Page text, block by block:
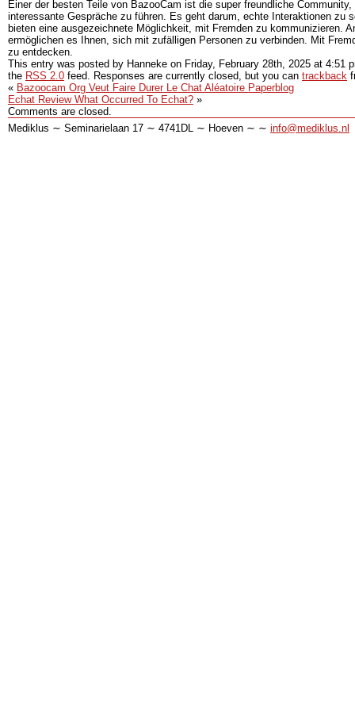
Einer der besten Teile von BazooCam ist die super freundliche
interessante Gespräche zu führen. Es geht darum, echte Interaktionen zu
bieten eine ausgezeichnete Möglichkeit, mit Fremden zu kommunizieren.
ermöglichen es Ihnen, sich mit zufälligen Personen zu verbinden. Mit
zu entdecken.
This entry was posted by Hanneke on Friday, February 28th, 2025 at 4:51
the RSS 2.0 feed. Responses are currently closed, but you can trackback
« Bazoocam Org Veut Faire Durer Le Chat Aléatoire Paperblog
Echat Review What Occurred To Echat? »
Comments are closed.
Mediklus ∼ Seminarielaan 17 ∼ 4741DL ∼ Hoeven ∼ ∼ info@mediklus.nl